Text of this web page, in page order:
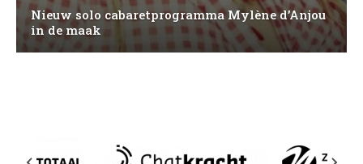
Nieuw solo cabaretprogramma Mylène d’Anjou
in de maak